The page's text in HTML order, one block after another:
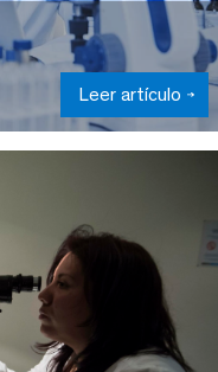
Leer artículo